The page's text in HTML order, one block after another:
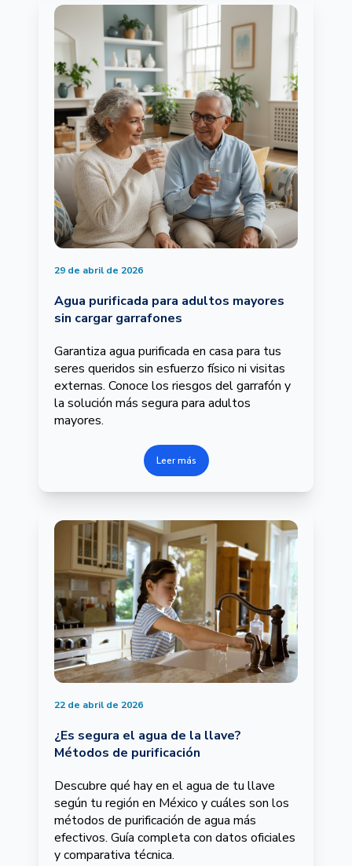
29 de abril de 2026
Agua purificada para adultos mayores
sin cargar garrafones
Garantiza agua purificada en casa para tus
seres queridos sin esfuerzo físico ni visitas
externas. Conoce los riesgos del garrafón y
la solución más segura para adultos
mayores.
Leer más
22 de abril de 2026
¿Es segura el agua de la llave?
Métodos de purificación
Descubre qué hay en el agua de tu llave
según tu región en México y cuáles son los
métodos de purificación de agua más
efectivos. Guía completa con datos oficiales
y comparativa técnica.